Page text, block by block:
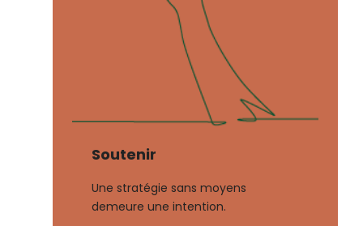
Soutenir
Une stratégie sans moyens
demeure une intention.